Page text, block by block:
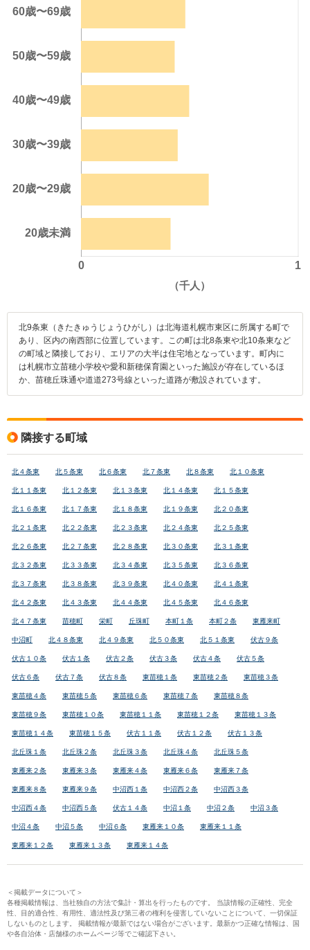
北9条東（きたきゅうじょうひがし）は北海道札幌市東区に所属する町で
あり、区内の南西部に位置しています。この町は北8条東や北10条東など
の町域と隣接しており、エリアの大半は住宅地となっています。町内に
は札幌市立苗穂小学校や愛和新穂保育園といった施設が存在しているほ
か、苗穂丘珠通や道道273号線といった道路が敷設されています。
隣接する町域
北４条東 北５条東 北６条東 北７条東 北８条東 北１０条東
北１１条東 北１２条東 北１３条東 北１４条東 北１５条東
北１６条東 北１７条東 北１８条東 北１９条東 北２０条東
北２１条東 北２２条東 北２３条東 北２４条東 北２５条東
北２６条東 北２７条東 北２８条東 北３０条東 北３１条東
北３２条東 北３３条東 北３４条東 北３５条東 北３６条東
北３７条東 北３８条東 北３９条東 北４０条東 北４１条東
北４２条東 北４３条東 北４４条東 北４５条東 北４６条東
北４７条東 苗穂町 栄町 丘珠町 本町１条 本町２条 東雁来町
中沼町 北４８条東 北４９条東 北５０条東 北５１条東 伏古９条
伏古１０条 伏古１条 伏古２条 伏古３条 伏古４条 伏古５条
伏古６条 伏古７条 伏古８条 東苗穂１条 東苗穂２条 東苗穂３条
東苗穂４条 東苗穂５条 東苗穂６条 東苗穂７条 東苗穂８条
東苗穂９条 東苗穂１０条 東苗穂１１条 東苗穂１２条 東苗穂１３条
東苗穂１４条 東苗穂１５条 伏古１１条 伏古１２条 伏古１３条
北丘珠１条 北丘珠２条 北丘珠３条 北丘珠４条 北丘珠５条
東雁来２条 東雁来３条 東雁来４条 東雁来６条 東雁来７条
東雁来８条 東雁来９条 中沼西１条 中沼西２条 中沼西３条
中沼西４条 中沼西５条 伏古１４条 中沼１条 中沼２条 中沼３条
中沼４条 中沼５条 中沼６条 東雁来１０条 東雁来１１条
東雁来１２条 東雁来１３条 東雁来１４条
＜掲載データについて＞
各種掲載情報は、当社独自の方法で集計・算出を行ったものです。 当該情報の正確性、完全
性、目的適合性、有用性、適法性及び第三者の権利を侵害していないことについて、一切保証
しないものとします。 掲載情報が最新ではない場合がございます。最新かつ正確な情報は、国
や各自治体・店舗様のホームページ等でご確認下さい。